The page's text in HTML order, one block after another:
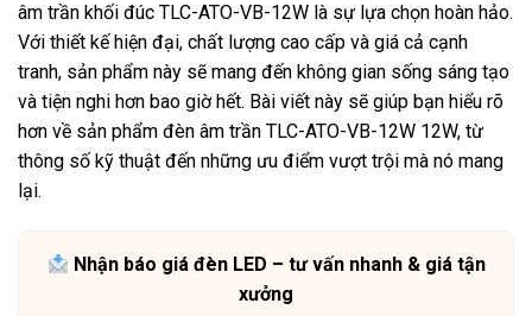
âm trần khối đúc TLC-ATO-VB-12W là sự lựa chọn hoàn hảo.
Với thiết kế hiện đại, chất lượng cao cấp và giá cả cạnh
tranh, sản phẩm này sẽ mang đến không gian sống sáng tạo
và tiện nghi hơn bao giờ hết. Bài viết này sẽ giúp bạn hiểu rõ
hơn về sản phẩm đèn âm trần TLC-ATO-VB-12W 12W, từ
thông số kỹ thuật đến những ưu điểm vượt trội mà nó mang
lại.
Nhận báo giá đèn LED – tư vấn nhanh & giá tận
xưởng